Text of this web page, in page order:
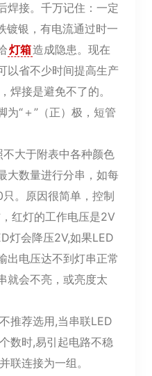
焊接。千万记住：一定
镀银，有电流通过时一
灯箱造成隐患。现在
以省不少时间提高生产
焊接是避免不了的。
“＋”（正）极，短管
大于附表中各种颜色
大数量进行分串，如每
。原因很简单，控制
红灯的工作电压是2V
灯会降压2V,如果LED
出电压达不到灯串正常
就会不亮，或亮度太
荐选用,当串联LED
数时,易引起电路不稳
联连接为一组。